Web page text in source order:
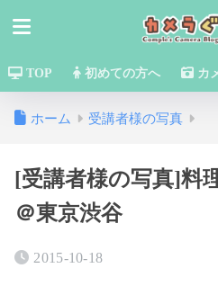
TOP 初めての方へ カ
ホーム 受講者様の写真
[受講者様の写真]料
＠東京渋谷
2015-10-18